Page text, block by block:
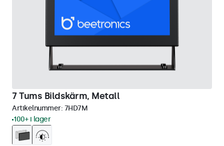
7 Tums Bildskärm, Metall
Artikelnummer: 7HD7M
100+ i lager